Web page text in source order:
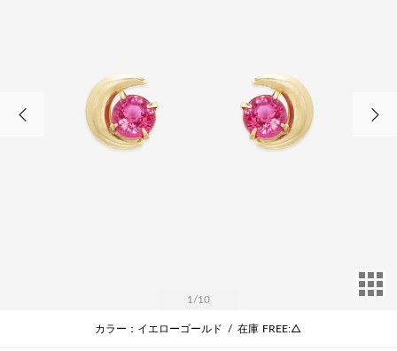
1 /10
カラー：イエローゴールド / 在庫 FREE:△